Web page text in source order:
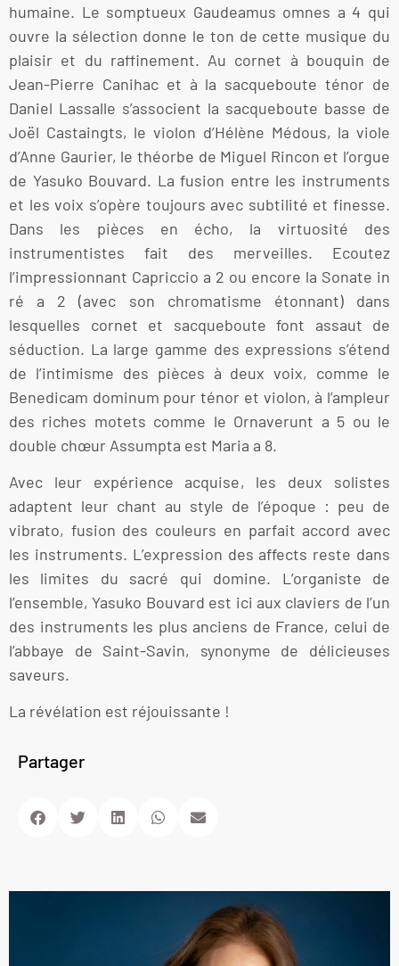
humaine. Le somptueux Gaudeamus omnes a 4 qui
ouvre la sélection donne le ton de cette musique du
plaisir et du raffinement. Au cornet à bouquin de
Jean-Pierre Canihac et à la sacqueboute ténor de
Daniel Lassalle s’associent la sacqueboute basse de
Joël Castaingts, le violon d’Hélène Médous, la viole
d’Anne Gaurier, le théorbe de Miguel Rincon et l’orgue
de Yasuko Bouvard. La fusion entre les instruments
et les voix s’opère toujours avec subtilité et finesse.
Dans les pièces en écho, la virtuosité des
instrumentistes fait des merveilles. Ecoutez
l’impressionnant Capriccio a 2 ou encore la Sonate in
ré a 2 (avec son chromatisme étonnant) dans
lesquelles cornet et sacqueboute font assaut de
séduction. La large gamme des expressions s’étend
de l’intimisme des pièces à deux voix, comme le
Benedicam dominum pour ténor et violon, à l’ampleur
des riches motets comme le Ornaverunt a 5 ou le
double chœur Assumpta est Maria a 8.
Avec leur expérience acquise, les deux solistes
adaptent leur chant au style de l’époque : peu de
vibrato, fusion des couleurs en parfait accord avec
les instruments. L’expression des affects reste dans
les limites du sacré qui domine. L’organiste de
l’ensemble, Yasuko Bouvard est ici aux claviers de l’un
des instruments les plus anciens de France, celui de
l’abbaye de Saint-Savin, synonyme de délicieuses
saveurs.
La révélation est réjouissante !
Partager